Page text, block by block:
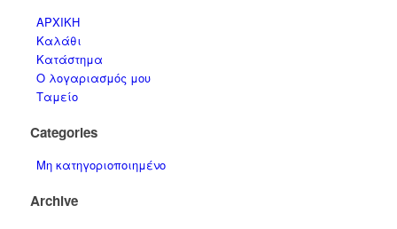
ΑΡΧΙΚΗ
Καλάθι
Κατάστημα
Ο λογαριασμός μου
Ταμείο
Categories
Μη κατηγοριοποιημένο
Archive